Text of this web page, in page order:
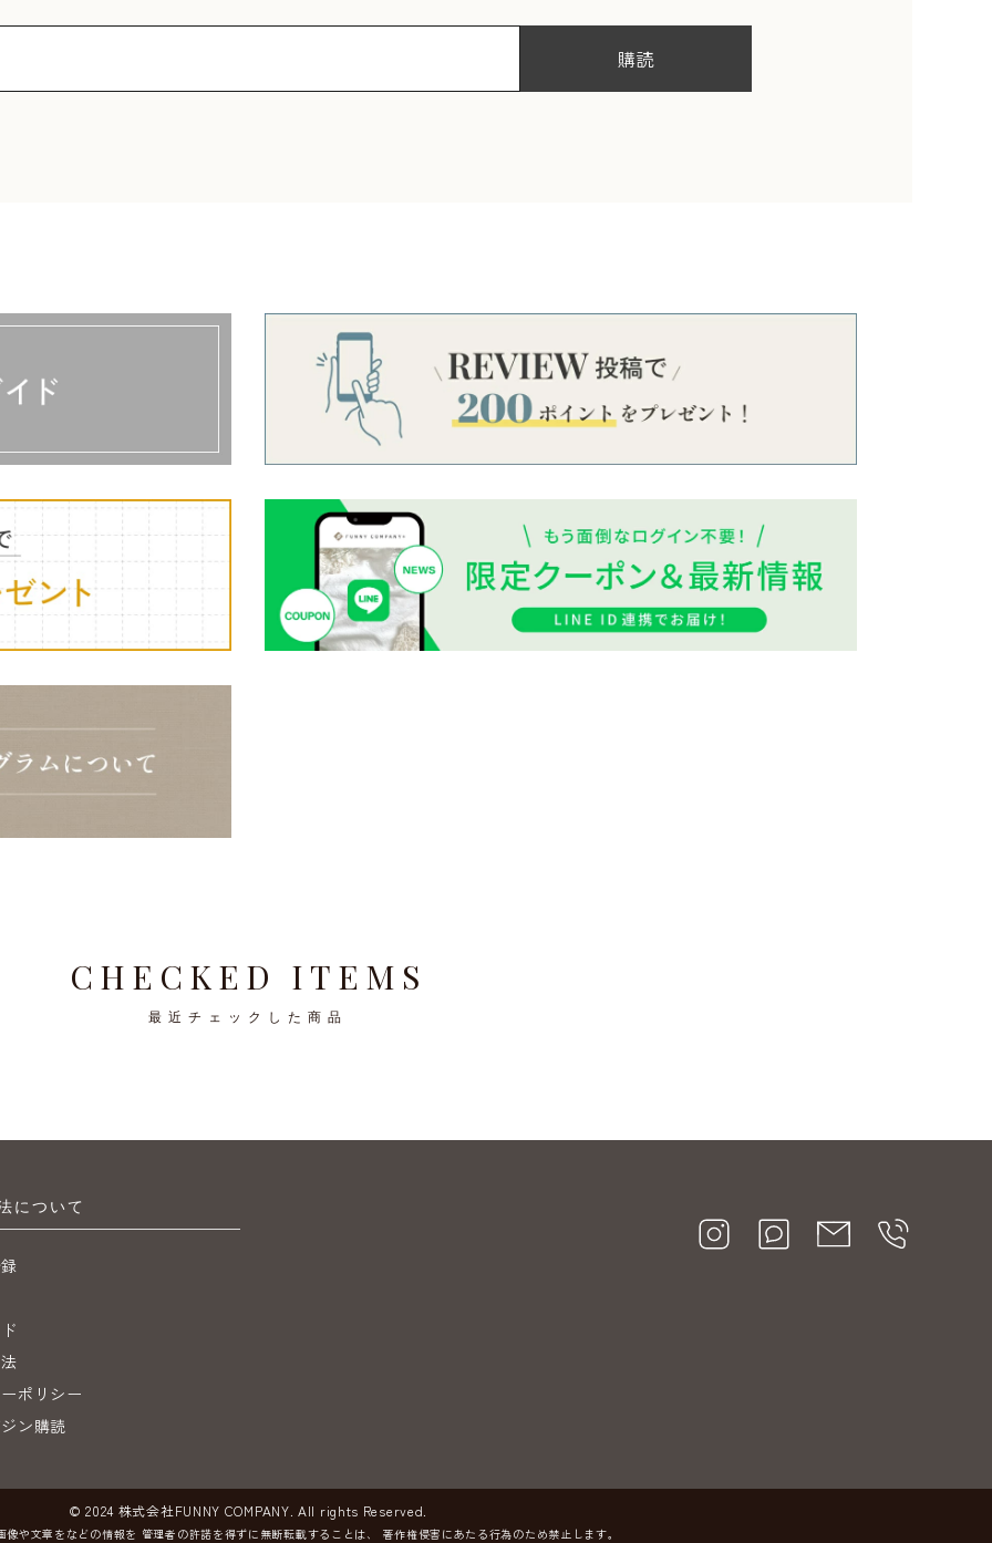
CHECKED ITEMS
最近チェックした商品
について
ポリシー
ン購読
© 2024 株式会社FUNNY COMPANY. All rights Reserved.
像や文章をなどの情報を 管理者の許諾を得ずに無断転載することは、 著作権侵害にあたる行為のため禁止します。